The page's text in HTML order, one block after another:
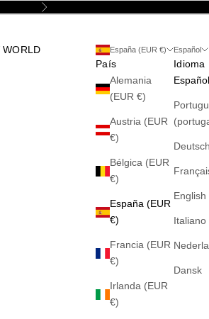
Siguiente
WORLD España (EUR €)
País
Alemania
(EUR €)
Austria (EUR
€)
Bélgica (EUR
€)
España (EUR
€)
Francia (EUR
€)
Irlanda (EUR
€)
Español
Idioma
Español
Deutsch
English
Italiano
Dansk